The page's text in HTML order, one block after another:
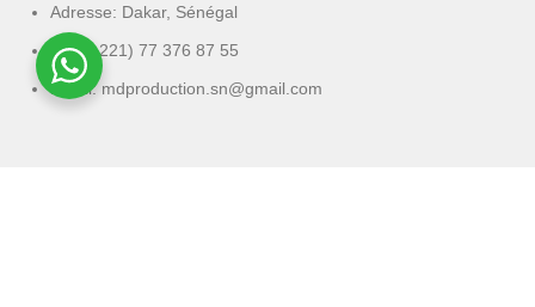
Adresse: Dakar, Sénégal
Tél: (+221) 77 376 87 55
Email: mdproduction.sn@gmail.com